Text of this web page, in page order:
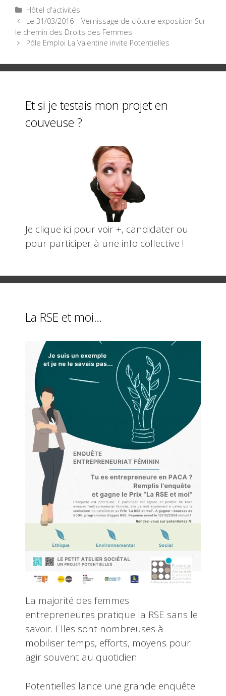
e
b
o
o
k
tt
er
ail
g
er
Catégories
Hôtel d'activités
Navigation
des
articles
Le 31/03/2016 – Vernissage de clôture exposition Sur
le chemin des Droits des Femmes
Pôle Emploi La Valentine invite Potentielles
Et si je testais mon projet en
couveuse ?
Je clique ici pour voir +, candidater ou
pour participer à une info collective !
La RSE et moi…
La majorité des femmes
entrepreneures pratique la RSE sans le
savoir. Elles sont nombreuses à
mobiliser temps, efforts, moyens pour
agir souvent au quotidien.
Potentielles lance une grande enquête